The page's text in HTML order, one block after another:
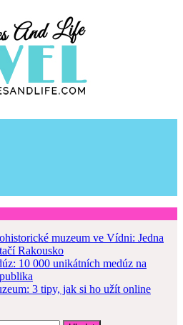
muzeum ve Vídni: Jedna
Rakousko
10 000 unikátních medúz na
3 tipy, jak si ho užít online